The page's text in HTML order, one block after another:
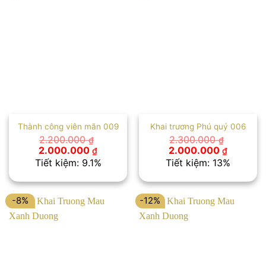
Hoa Tang Khai Truong Dep Cao Cap
Thành công viên mãn 009
2.200.000₫
Giá
gốc
là:
2.000.000 ₫Giá
hiện
tại
2.000.000 ₫.
Tiết kiệm: 9.1%
Khai trương Phú quý 006
2.300.000₫
Giá
gốc
là:
2.000.000 ₫Giá
hiện
tại
Tiết kiệm: 13%
-8% -12%